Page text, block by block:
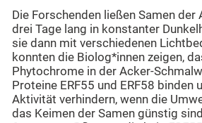
Die Forschenden ließen Samen der
drei Tage lang in konstanter
sie dann mit verschiedenen
konnten die Biolog*innen zeigen,
Phytochrome in der Acker-
Proteine ERF55 und ERF58 binden
Aktivität verhindern, wenn die
das Keimen der Samen günstig